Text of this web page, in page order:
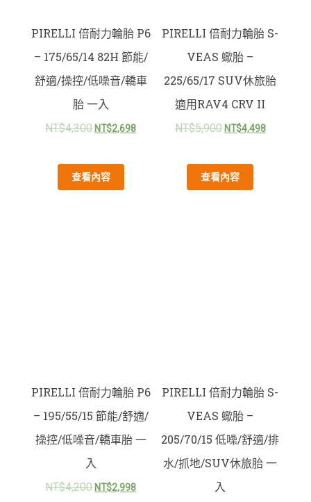
PIRELLI 倍耐力輪胎 P6
– 175/65/14 82H 節能/
舒適/操控/低噪音/轎車
胎 一入
NT$4,300 NT$2,698
查看內容
PIRELLI 倍耐力輪胎 S-
VEAS 蠍胎 –
225/65/17 SUV休旅胎
適用RAV4 CRV II
NT$5,900 NT$4,498
查看內容
PIRELLI 倍耐力輪胎 P6
– 195/55/15 節能/舒適/
操控/低噪音/轎車胎 一
入
NT$4,200 NT$2,998
PIRELLI 倍耐力輪胎 S-
VEAS 蠍胎 –
205/70/15 低噪/舒適/排
水/抓地/SUV休旅胎 一
入